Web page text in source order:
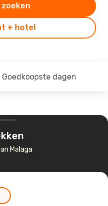
+ hotel
Goedkoopste dagen
Malaga